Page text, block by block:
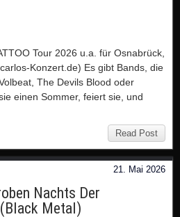
Tour 2026 u.a. für Osnabrück,
Konzert.de) Es gibt Bands, die
The Devils Blood oder
einen Sommer, feiert sie, und
Read Post
21. Mai 2026
Nachts Der
Metal)